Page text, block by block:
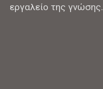
εργαλείο της γνώσης.